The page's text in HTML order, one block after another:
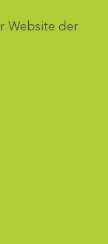
Website der